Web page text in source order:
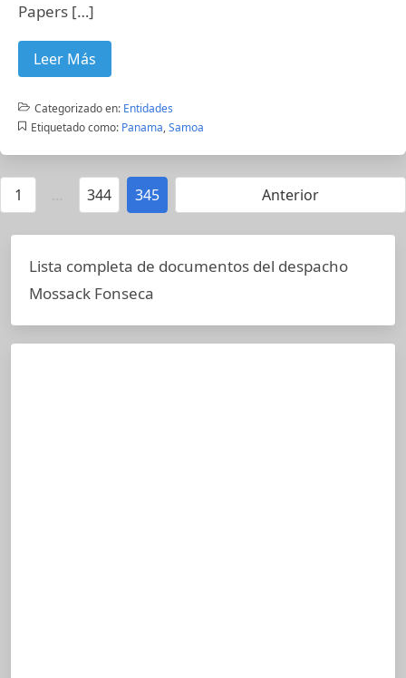
Papers […]
Leer Más
Categorizado en: Entidades
Etiquetado como: Panama,Samoa
1 344 345 Anterior
Lista completa de documentos del despacho
Mossack Fonseca